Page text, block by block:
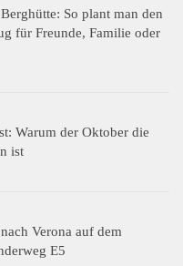
So plant man den
für Freunde, Familie oder
Warum der Oktober die
ist
Verona auf dem
E5